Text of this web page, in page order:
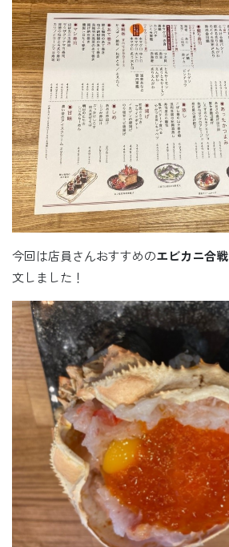
今回は店員さんおすすめのエビカニ合戦
文しました！